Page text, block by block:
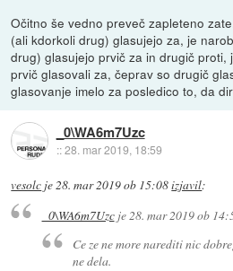
Očitno še vedno preveč zapleteno
(ali kdorkoli drug) glasujejo za, je
drug) glasujejo prvič za in drugič proti,
prvič glasovali za, čeprav so drugič
glasovanje imelo za posledico to, da
_0\WA6m7Uzc
::28. mar 2019, 18:59
vesolc je28. mar 2019 ob 15:08izjavil:
_0\WA6m7Uzcje 28. mar 2019 ob
Ce ze ne more narediti nic
ne dela.